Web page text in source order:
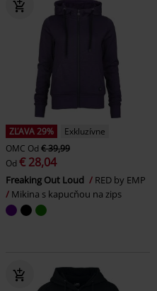
ZĽAVA 29%
Exkluzívne
OMC Od € 39,99
Od € 28,04
Freaking Out Loud
RED by EMP
Mikina s kapucňou na zips